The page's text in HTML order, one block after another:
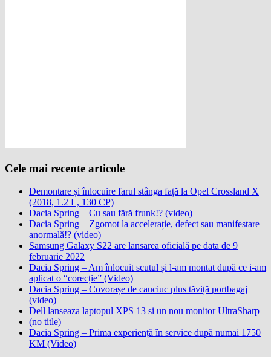
Cele mai recente articole
Demontare și înlocuire farul stânga față la Opel Crossland X
(2018, 1.2 L, 130 CP)
Dacia Spring – Cu sau fără frunk!? (video)
Dacia Spring – Zgomot la accelerație, defect sau manifestare
anormală!? (video)
Samsung Galaxy S22 are lansarea oficială pe data de 9
februarie 2022
Dacia Spring – Am înlocuit scutul și l-am montat după ce i-am
aplicat o “corecție” (Video)
Dacia Spring – Covorașe de cauciuc plus tăviță portbagaj
(video)
Dell lanseaza laptopul XPS 13 si un nou monitor UltraSharp
(no title)
Dacia Spring – Prima experiență în service după numai 1750
KM (Video)